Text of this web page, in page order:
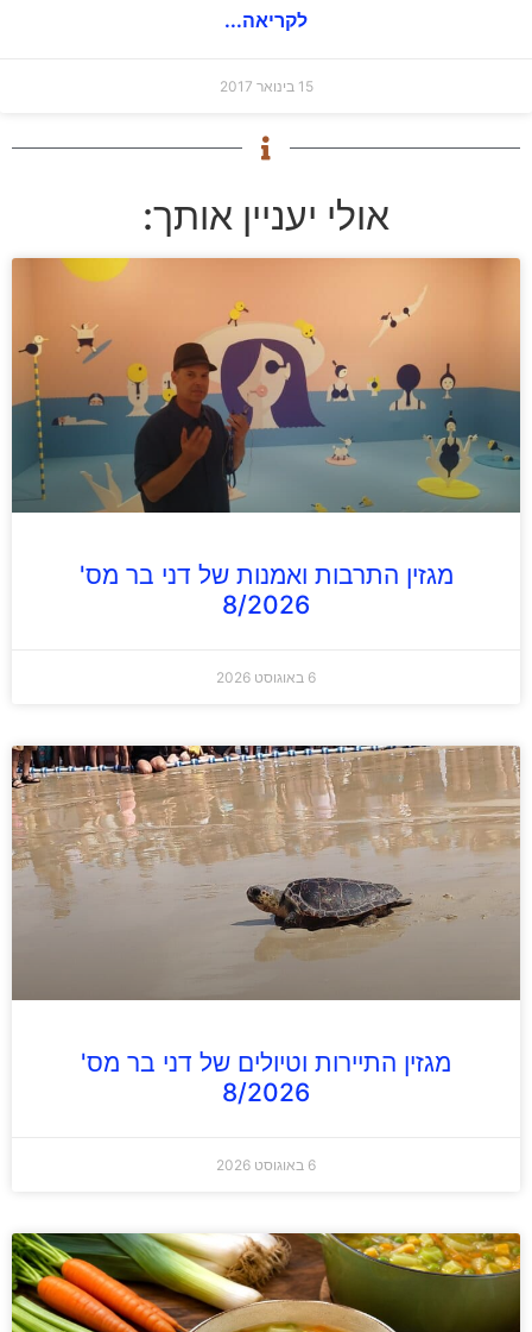
לקריאה...
15 בינואר 2017
אולי יעניין אותך:
מגזין התרבות ואמנות של דני בר מס'
8/2026
6 באוגוסט 2026
מגזין התיירות וטיולים של דני בר מס'
8/2026
6 באוגוסט 2026